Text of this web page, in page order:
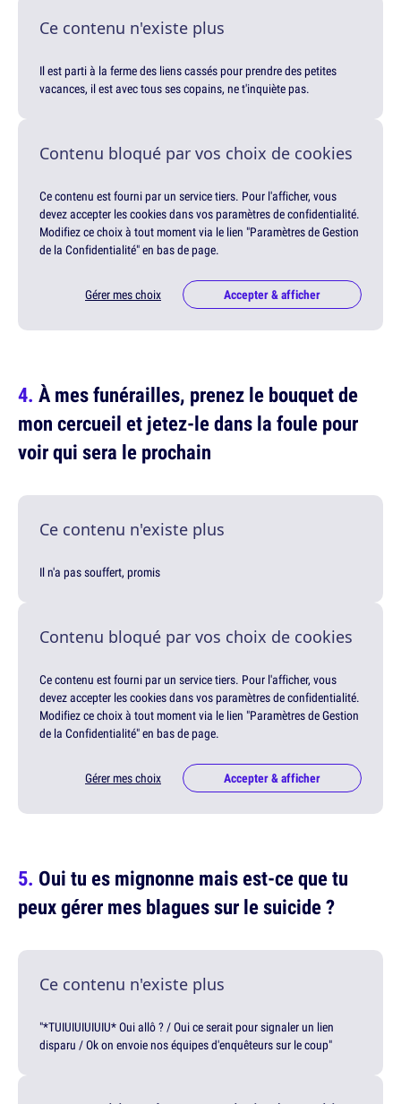
Ce contenu n'existe plus
Il est parti à la ferme des liens cassés pour prendre des petites
vacances, il est avec tous ses copains, ne t'inquiète pas.
Contenu bloqué par vos choix de cookies
Ce contenu est fourni par un service tiers. Pour l'afficher, vous
devez accepter les cookies dans vos paramètres de confidentialité.
Modifiez ce choix à tout moment via le lien "Paramètres de Gestion
de la Confidentialité" en bas de page.
Gérer mes choix Accepter & afficher
À mes funérailles, prenez le bouquet de
mon cercueil et jetez-le dans la foule pour
voir qui sera le prochain
Ce contenu n'existe plus
Il n'a pas souffert, promis
Contenu bloqué par vos choix de cookies
Ce contenu est fourni par un service tiers. Pour l'afficher, vous
devez accepter les cookies dans vos paramètres de confidentialité.
Modifiez ce choix à tout moment via le lien "Paramètres de Gestion
de la Confidentialité" en bas de page.
Gérer mes choix Accepter & afficher
Oui tu es mignonne mais est-ce que tu
peux gérer mes blagues sur le suicide ?
Ce contenu n'existe plus
"*TUIUIUIUIUIU* Oui allô ? / Oui ce serait pour signaler un lien
disparu / Ok on envoie nos équipes d'enquêteurs sur le coup"